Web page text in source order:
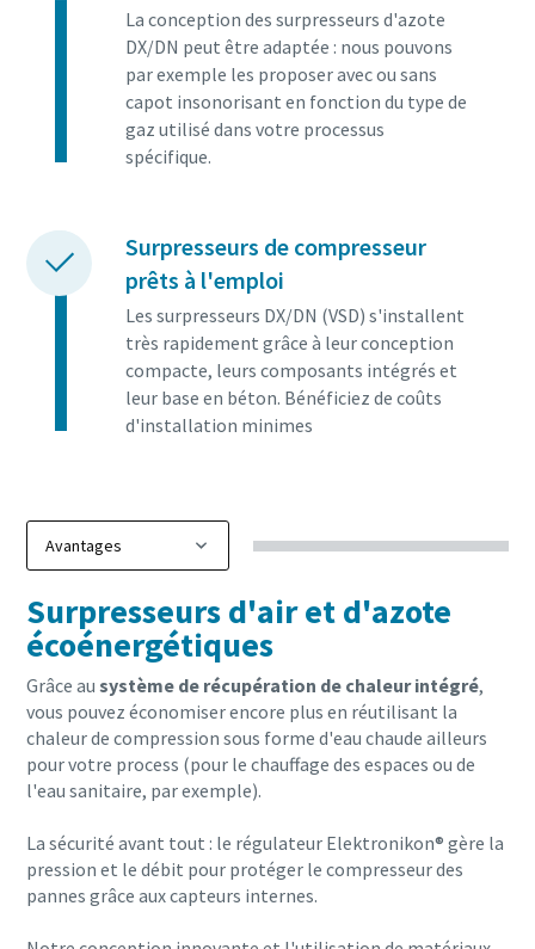
La conception des surpresseurs d'azote
DX/DN peut être adaptée : nous pouvons
par exemple les proposer avec ou sans
capot insonorisant en fonction du type de
gaz utilisé dans votre processus
spécifique.
Surpresseurs de compresseur
prêts à l'emploi
Les surpresseurs DX/DN (VSD) s'installent
très rapidement grâce à leur conception
compacte, leurs composants intégrés et
leur base en béton. Bénéficiez de coûts
d'installation minimes
Surpresseurs d'air et d'azote
écoénergétiques
Grâce au système de récupération de chaleur intégré,
vous pouvez économiser encore plus en réutilisant la
chaleur de compression sous forme d'eau chaude ailleurs
pour votre process (pour le chauffage des espaces ou de
l'eau sanitaire, par exemple).
La sécurité avant tout : le régulateur Elektronikon® gère la
pression et le débit pour protéger le compresseur des
pannes grâce aux capteurs internes.